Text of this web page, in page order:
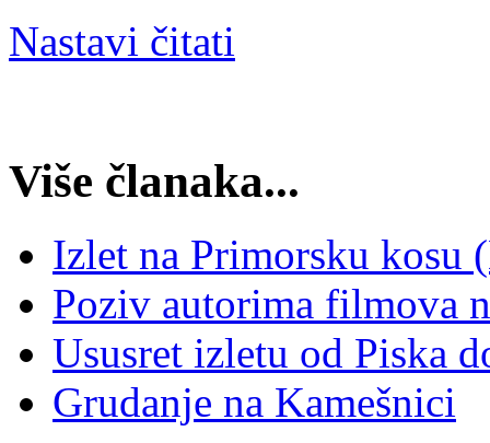
Nastavi čitati
Više članaka...
Izlet na Primorsku kosu
Poziv autorima filmova
Ususret izletu od Piska
Grudanje na Kamešnici